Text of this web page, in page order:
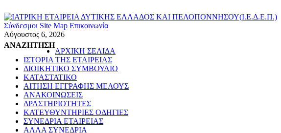
Σύνδεσμοι Site Map Επικοινωνία
Αύγουστος 6, 2026
ΑΝΑΖΗΤΗΣΗ
ΑΡΧΙΚΗ ΣΕΛΙΔΑ
ΙΣΤΟΡΙΑ ΤΗΣ ΕΤΑΙΡΕΙΑΣ
ΔΙΟΙΚΗΤΙΚΟ ΣΥΜΒΟΥΛΙΟ
ΚΑΤΑΣΤΑΤΙΚΟ
ΑΙΤΗΣΗ ΕΓΓΡΑΦΗΣ ΜΕΛΟΥΣ
ΑΝΑΚΟΙΝΩΣΕΙΣ
ΔΡΑΣΤΗΡΙΟΤΗΤΕΣ
ΚΑΤΕΥΘΥΝΤΗΡΙΕΣ ΟΔΗΓΙΕΣ
ΣΥΝΕΔΡΙΑ ΕΤΑΙΡΕΙΑΣ
ΑΛΛΑ ΣΥΝΕΔΡΙΑ